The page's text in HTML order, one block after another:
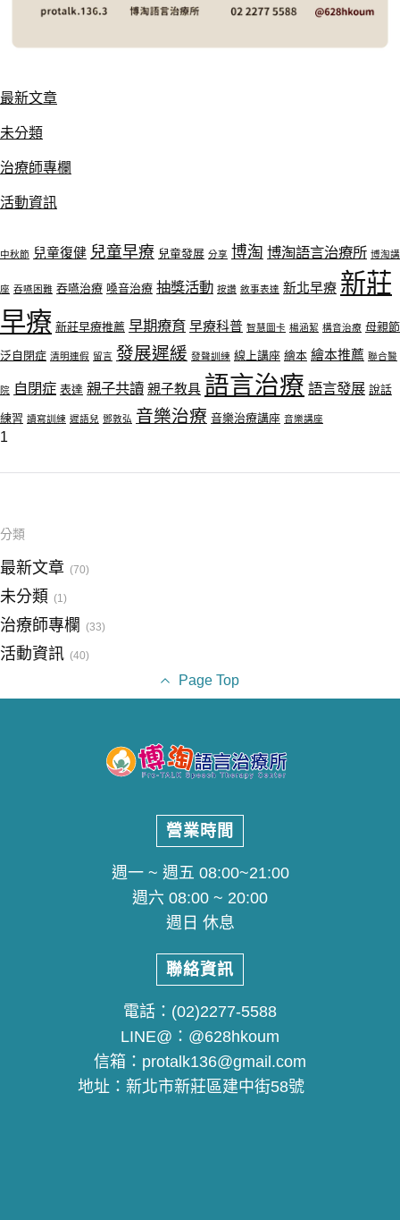
最新文章
未分類
治療師專欄
活動資訊
中秋節 兒童復健 兒童早療 兒童發展 分享 博淘 博淘語言治療所 博淘講
座 吞嚥困難 吞嚥治療 嗓音治療 抽獎活動 按讚 敘事表達 新北早療 新莊
早療 新莊早療推薦 早期療育 早療科普 智慧圖卡 楊涵絜 構音治療 母親節
泛自閉症 清明連假 留言 發展遲緩 發聲訓練 線上講座 繪本 繪本推薦 聯合醫
院 自閉症 表達 親子共讀 親子教具 語言治療 語言發展 說話
練習 讀寫訓練 遲語兒 鄧敦弘 音樂治療 音樂治療講座 音樂講座
1
分類
最新文章 (70)
未分類 (1)
治療師專欄 (33)
活動資訊 (40)
Page Top
營業時間
週一 ~ 週五 08:00~21:00
週六 08:00 ~ 20:00
週日 休息
聯絡資訊
電話： (02)2277-5588
LINE@： @628hkoum
信箱： protalk136@gmail.com
地址： 新北市新莊區建中街58號